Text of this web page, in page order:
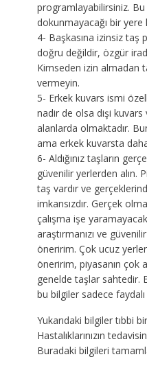
programlayabilirsiniz. Bu
dokunmayacağı bir yere
4- Başkasına izinsiz
doğru değildir, özgür
Kimseden izin almadan
vermeyin.
5- Erkek kuvars ismi
nadir de olsa dişi kuvars
alanlarda olmaktadır.
ama erkek kuvarsta
6- Aldığınız taşların
güvenilir yerlerden alın.
taş vardır ve
imkansızdır. Gerçek
çalışma işe
araştırmanızı ve
öneririm. Çok ucuz
öneririm, piyasanın çok
genelde taşlar sahtedir.
bu bilgiler sadece
Yukarıdaki bilgiler tıbbi
Hastalıklarınızın
Buradaki bilgileri